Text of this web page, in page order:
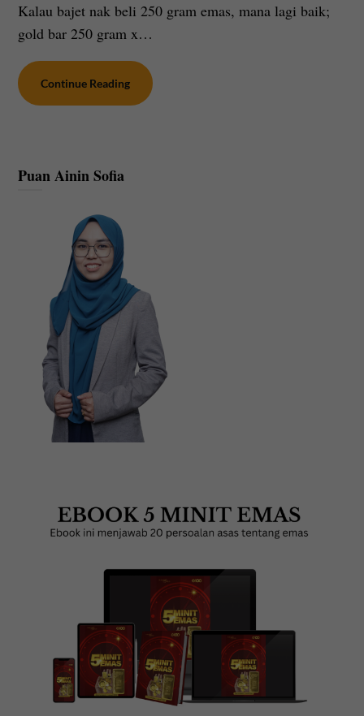
Kalau bajet nak beli 250 gram emas, mana lagi baik;
gold bar 250 gram x…
Continue Reading
Puan Ainin Sofia